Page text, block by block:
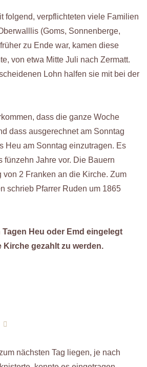
folgend, verpflichteten viele Familien
(Goms, Sonnenberge,
zu Ende war, kamen diese
von etwa Mitte Juli nach Zermatt.
Lohn halfen sie mit bei der
dass die ganze Woche
dass ausgerechnet am Sonntag
Heu am Sonntag einzutragen. Es
Jahre vor. Die Bauern
2 Franken an die Kirche. Zum
schrieb Pfarrer Ruden um 1865
Heu oder Emd eingelegt
gezahlt zu werden.
nächsten Tag liegen, je nach